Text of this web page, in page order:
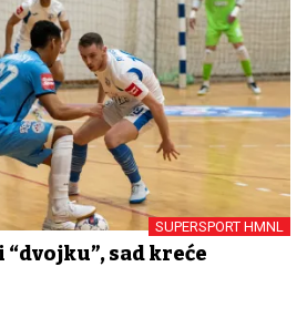
SUPERSPORT HMNL
sad kreće